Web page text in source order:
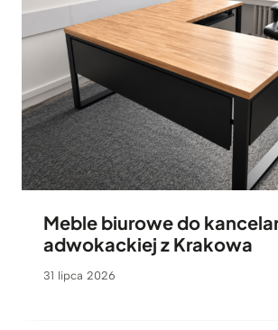
Meble biurowe do
adwokackiej z Krakowa
31 lipca 2026